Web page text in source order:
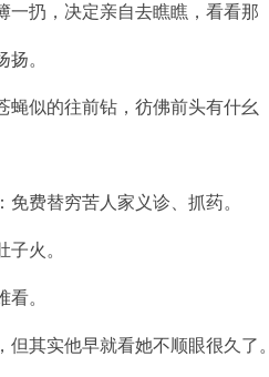
扔，决定亲自去瞧瞧，看看那
。
似的往前钻，彷佛前头有什幺
费替穷苦人家义诊、抓药。
火。
。
其实他早就看她不顺眼很久了。